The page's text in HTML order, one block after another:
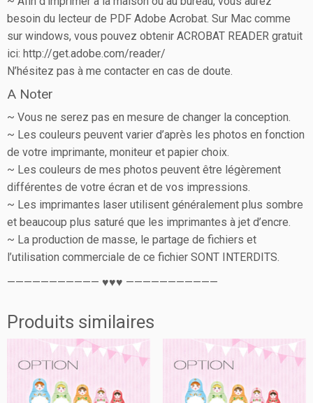
besoin du lecteur de PDF Adobe Acrobat. Sur Mac comme
sur windows, vous pouvez obtenir ACROBAT READER gratuit
ici: http://get.adobe.com/reader/
N’hésitez pas à me contacter en cas de doute.
A Noter
~ Vous ne serez pas en mesure de changer la conception.
~ Les couleurs peuvent varier d’après les photos en fonction
de votre imprimante, moniteur et papier choix.
~ Les couleurs de mes photos peuvent être légèrement
différentes de votre écran et de vos impressions.
~ Les imprimantes laser utilisent généralement plus sombre
et beaucoup plus saturé que les imprimantes à jet d’encre.
~ La production de masse, le partage de fichiers et
l’utilisation commerciale de ce fichier SONT INTERDITS.
——————————— ♥♥♥ ———————————
Produits similaires